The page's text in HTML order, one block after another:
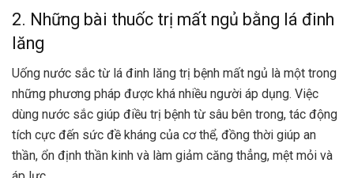
2. Những bài thuốc trị mất ngủ bằng lá đinh
lăng
Uống nước sắc từ lá đinh lăng trị bệnh mất ngủ là một trong
những phương pháp được khá nhiều người áp dụng. Việc
dùng nước sắc giúp điều trị bệnh từ sâu bên trong, tác động
tích cực đến sức đề kháng của cơ thể, đồng thời giúp an
thần, ổn định thần kinh và làm giảm căng thẳng, mệt mỏi và